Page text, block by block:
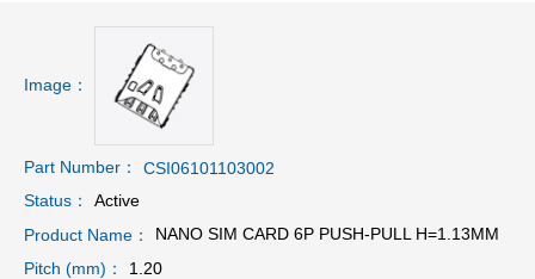
Image：
Part Number：
CSI06101103002
Status：
Active
Product Name：
NANO SIM CARD 6P PUSH-PULL H=1.13MM
Pitch (mm)：
1.20